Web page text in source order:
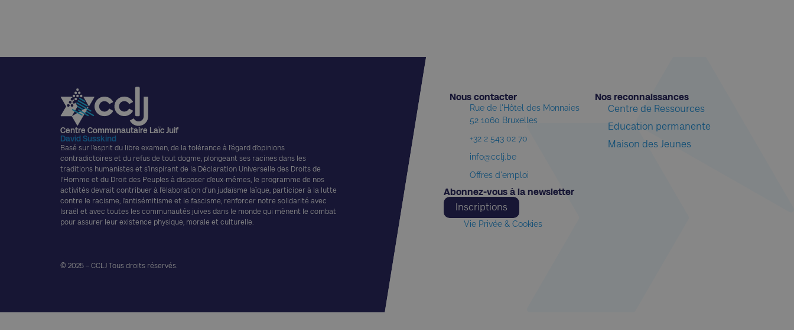
Centre Communautaire Laïc Juif
David Susskind
Basé sur l’esprit du libre examen, de la tolérance à l’égard d’opinions
contradictoires et du refus de tout dogme, plongeant ses racines dans les
traditions humanistes et s’inspirant de la Déclaration Universelle des Droits de
l’Homme et du Droit des Peuples à disposer d’eux-mêmes, le programme de nos
activités devrait contribuer à l’élaboration d’un judaïsme laïque, participer à la lutte
contre le racisme, l’antisémitisme et le fascisme, renforcer notre solidarité avec
Israël et avec toutes les communautés juives dans le monde qui mènent le combat
pour assurer leur existence physique, morale et culturelle.
© 2025 – CCLJ Tous droits réservés.
Nous contacter​
Rue de l'Hôtel des Monnaies
52 1060 Bruxelles
+32 2 543 02 70
info@cclj.be
Offres d'emploi
Nos reconnaissances​
Centre de Ressources
Education permanente
Maison des Jeunes
Abonnez-vous à la newsletter​
Inscriptions
Vie Privée & Cookies